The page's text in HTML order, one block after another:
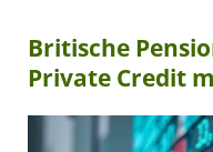
Britische
Private Credit